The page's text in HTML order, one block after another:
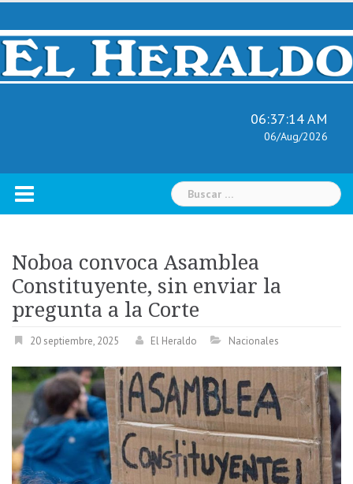
Skip
content
06:37:15 AM
06/Aug/2026
Buscar:
Noboa convoca Asamblea
Constituyente, sin enviar la
pregunta a la Corte
20 septiembre, 2025 El Heraldo Nacionales